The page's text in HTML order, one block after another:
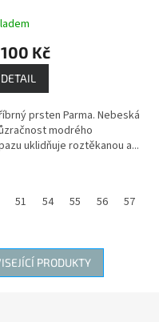
vnitřní sílu a
Kč
DETAIL
prsten Parma. Nebeská
modrého
uklidňuje roztěkanou a...
51 54 55 56 57
PRODUKTY